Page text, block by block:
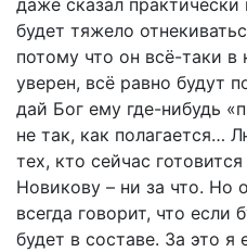
будет тяжело
потому что он всё-таки в
уверен, всё равно будут
дай Бог ему где-нибудь
не так, как полагается…
тех, кто сейчас
Новикову – ни за что. Но
всегда говорит, что если
будет в составе. За это я